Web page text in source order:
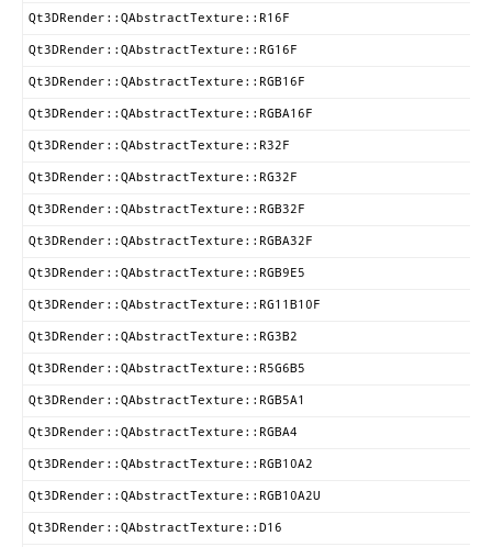
Qt3DRender::QAbstractTexture::R16F
Qt3DRender::QAbstractTexture::RG16F
Qt3DRender::QAbstractTexture::RGB16F
Qt3DRender::QAbstractTexture::RGBA16F
Qt3DRender::QAbstractTexture::R32F
Qt3DRender::QAbstractTexture::RG32F
Qt3DRender::QAbstractTexture::RGB32F
Qt3DRender::QAbstractTexture::RGBA32F
Qt3DRender::QAbstractTexture::RGB9E5
Qt3DRender::QAbstractTexture::RG11B10F
Qt3DRender::QAbstractTexture::RG3B2
Qt3DRender::QAbstractTexture::R5G6B5
Qt3DRender::QAbstractTexture::RGB5A1
Qt3DRender::QAbstractTexture::RGBA4
Qt3DRender::QAbstractTexture::RGB10A2
Qt3DRender::QAbstractTexture::RGB10A2U
Qt3DRender::QAbstractTexture::D16